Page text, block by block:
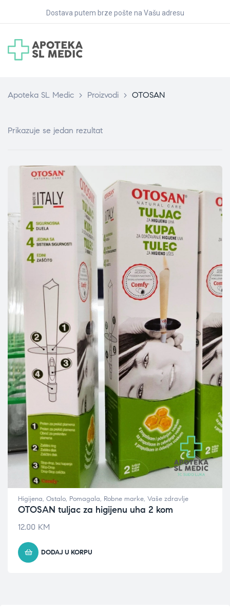
Dostava putem brze pošte na Vašu adresu
Apoteka SL Medic > Proizvodi > OTOSAN
Prikazuje se jedan rezultat
Higijena, Ostalo, Pomagala, Robne marke, Vaše zdravlje
OTOSAN tuljac za higijenu uha 2 kom
12.00 KM
DODAJ U KORPU